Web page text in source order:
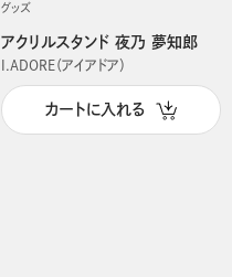
グッズ
アクリルスタンド 夜乃 夢知郎
I.ADORE（アイアドア）
カートに入れる